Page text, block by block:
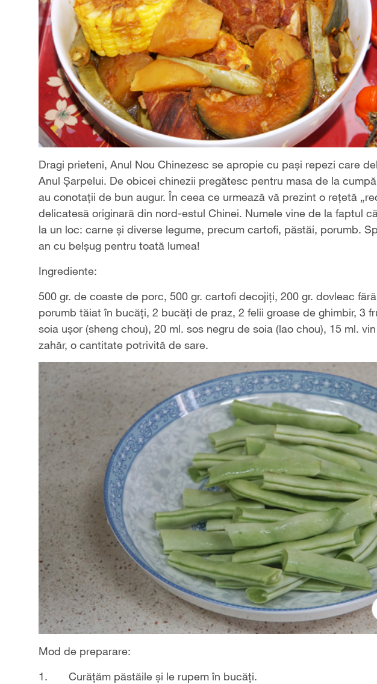
Dragi prieteni, Anul Nou Chinezesc se apropie cu pași repezi care
Anul Șarpelui. De obicei chinezii pregătesc pentru masa de la
au conotații de bun augur. În ceea ce urmează vă prezint o rețetă
delicatesă originară din nord-estul Chinei. Numele vine de la faptul
la un loc: carne și diverse legume, precum cartofi, păstăi, porumb.
an cu belșug pentru toată lumea!
Ingrediente:
500 gr. de coaste de porc, 500 gr. cartofi decojiți, 200 gr. dovleac
porumb tăiat în bucăți, 2 bucăți de praz, 2 felii groase de ghimbir, 3
soia ușor (sheng chou), 20 ml. sos negru de soia (lao chou), 15 ml.
zahăr, o cantitate potrivită de sare.
Mod de preparare:
1. Curăţăm păstăile și le rupem în bucăți.